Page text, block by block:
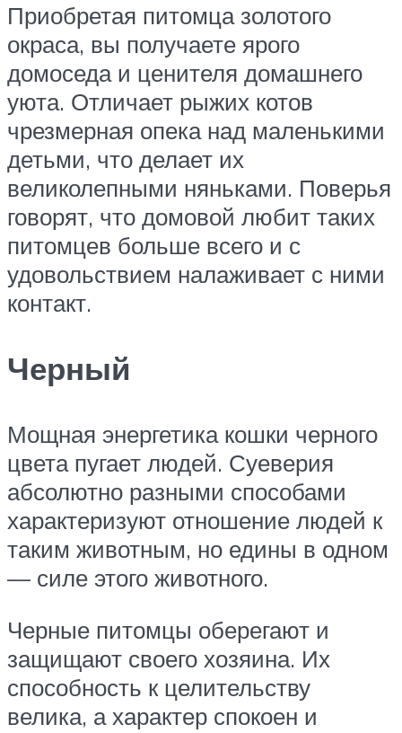
Приобретая питомца золотого
окраса, вы получаете ярого
домоседа и ценителя домашнего
уюта. Отличает рыжих котов
чрезмерная опека над маленькими
детьми, что делает их
великолепными няньками. Поверья
говорят, что домовой любит таких
питомцев больше всего и с
удовольствием налаживает с ними
контакт.
Черный
Мощная энергетика кошки черного
цвета пугает людей. Суеверия
абсолютно разными способами
характеризуют отношение людей к
таким животным, но едины в одном
— силе этого животного.
Черные питомцы оберегают и
защищают своего хозяина. Их
способность к целительству
велика, а характер спокоен и